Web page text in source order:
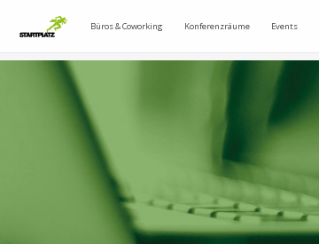
Büros & Coworking Konferenzräume Events